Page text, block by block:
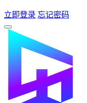
立即登录 忘记密码